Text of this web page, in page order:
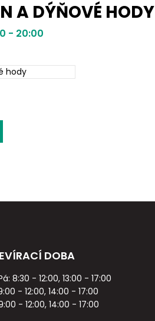
A DÝŇOVÉ HODY
- 20:00
DOBA
8:30 - 12:00, 13:00 - 17:00
- 12:00, 14:00 - 17:00
- 12:00, 14:00 - 17:00